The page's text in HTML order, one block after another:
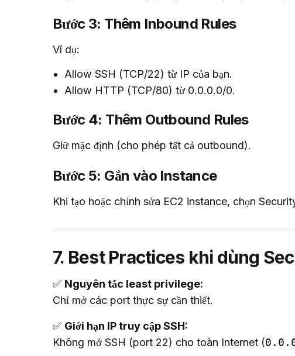
Bước 3: Thêm Inbound Rules
Ví dụ:
Allow SSH (TCP/22) từ IP của bạn.
Allow HTTP (TCP/80) từ 0.0.0.0/0.
Bước 4: Thêm Outbound Rules
Giữ mặc định (cho phép tất cả outbound).
Bước 5: Gắn vào Instance
Khi tạo hoặc chỉnh sửa EC2 instance, chọn
7. Best Practices khi dùng
✅ Nguyên tắc least privilege:
Chỉ mở các port thực sự cần thiết.
✅ Giới hạn IP truy cập SSH:
Không mở SSH (port 22) cho toàn Internet (